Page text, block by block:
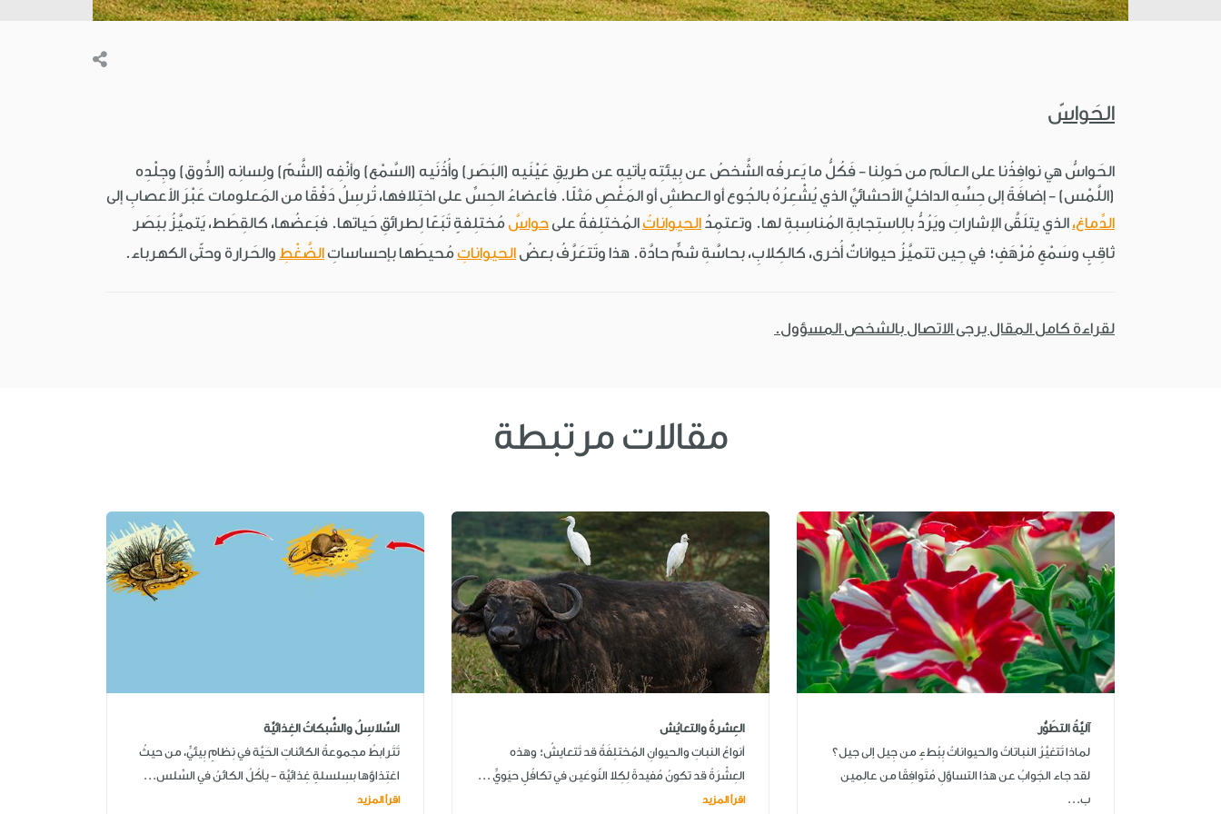
الحَواسّ
الحَواسُّ هي نوافِذُنا على العالَم من حَولِنا - فَكُلُّ ما يَعرفُه الشَّخصُ عن بِيئتِه يأتيهِ عن طريقِ عَيْنَيه (البَصَر) وأُذُنَيه (السَّمْع) وأنْفِه (الشَّمّ) ولِسانِه (الذَّوق) وجِلْدِه
(اللَّمْس) - إضافَةً إلى حِسِّهِ الداخليِّ الأحشائيِّ الذي يُشْعِرُهُ بالجُوع أو العطشِ أو المَغْصِ مَثلًا. فأعضاءُ الحِسِّ على اختِلافها، تُرسِلُ دَفْقًا من المَعلومات عَبْرَ الأعصابِ إلى
الدِّماغ، الذي يتلَقَّى الإشاراتِ ويَرُدُّ بالِاستِجابةِ المُناسِبةِ لها. وتعتمِدُ الحيواناتُالمُختلِفةُ على حواسَّمُختلِفةٍ تَبَعًا لِطرائقِ حَياتها. فبَعضُها، كالقِطَط، يَتميَّزُ ببَصَر
ثاقِبٍ وسَمْعٍ مُرْهَفٍ؛ في حِين تتميَّزُ حيواناتٌ أُخرى، كالكِلابِ، بحاسَّةِ شمٍّ حادَّة. هذا وتَتعَرَّفُ بعضُ الحيواناتِمُحيطَها بإحساساتِ الضَّغْطِ والحَرارة وحتّى الكهرباء.
لقراءة كامل المقال يرجى الاتصال بالشخص المسؤول.
مقالات مرتبطة
آليَّةُ التطَوُّر
لماذا تَتغيَّرُ النباتاتُ والحيواناتُ بِبُطءٍ من جِيل إلى جيل؟
لقد جاء الجَوابُ عن هذا التساؤلِ مُتَوافِقًا من عالِمين
ب...
العِشرةُ والتعايُش
أنواعُ النباتِ والحيوانِ المُختلِفَةُ قد تَتعايشُ؛ وهذه
العِشْرَةُ قد تكونُ مُفيدةً لِكِلا النّوعَين في تكافُلٍ حيَويٍّ ...
اقرأ المزيد
السَّلاسِلُ والشَّبكاتُ الغِذائيَّة
تَتَرابطُ مجموعةُ الكائناتِ الحَيَّة في نِظامٍ بِيئيٍّ، من حيثُ
اغتِذاؤها بسِلسلةٍ غِذائيَّة - يأكُلُ الكائنُ في السِّلس...
اقرأ المزيد